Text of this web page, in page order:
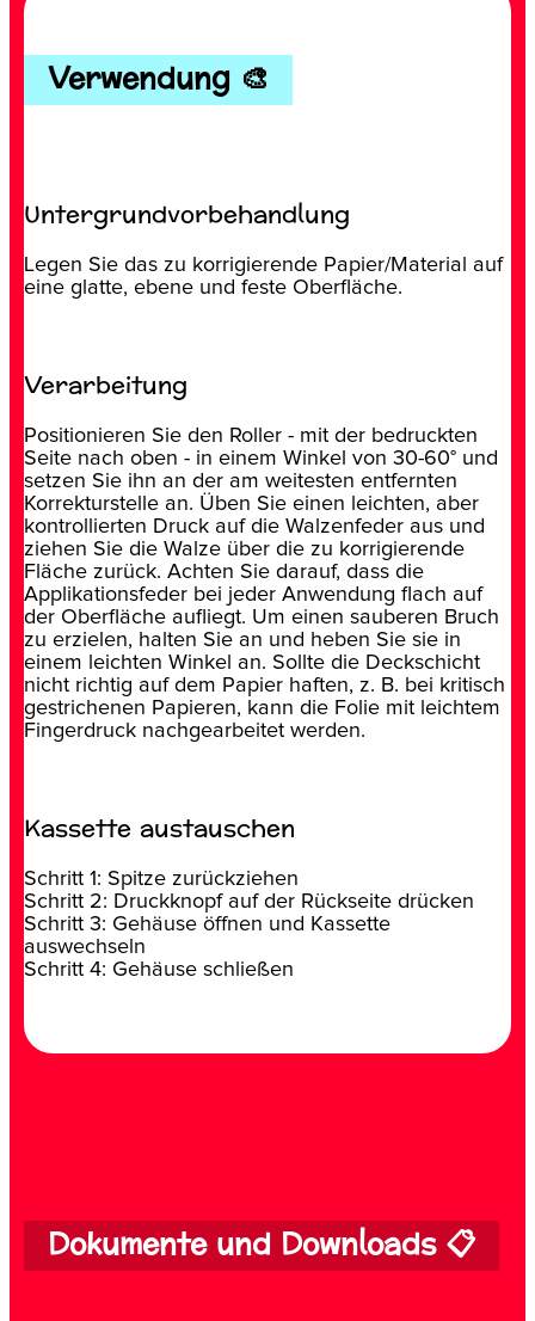
Verwendung 🎨
Untergrundvorbehandlung
Legen Sie das zu korrigierende Papier/Material auf
eine glatte, ebene und feste Oberfläche.
Verarbeitung
Positionieren Sie den Roller - mit der bedruckten
Seite nach oben - in einem Winkel von 30-60° und
setzen Sie ihn an der am weitesten entfernten
Korrekturstelle an. Üben Sie einen leichten, aber
kontrollierten Druck auf die Walzenfeder aus und
ziehen Sie die Walze über die zu korrigierende
Fläche zurück. Achten Sie darauf, dass die
Applikationsfeder bei jeder Anwendung flach auf
der Oberfläche aufliegt. Um einen sauberen Bruch
zu erzielen, halten Sie an und heben Sie sie in
einem leichten Winkel an. Sollte die Deckschicht
nicht richtig auf dem Papier haften, z. B. bei kritisch
gestrichenen Papieren, kann die Folie mit leichtem
Fingerdruck nachgearbeitet werden.
Kassette austauschen
Schritt 1: Spitze zurückziehen
Schritt 2: Druckknopf auf der Rückseite drücken
Schritt 3: Gehäuse öffnen und Kassette
auswechseln
Schritt 4: Gehäuse schließen
Dokumente und Downloads 📋